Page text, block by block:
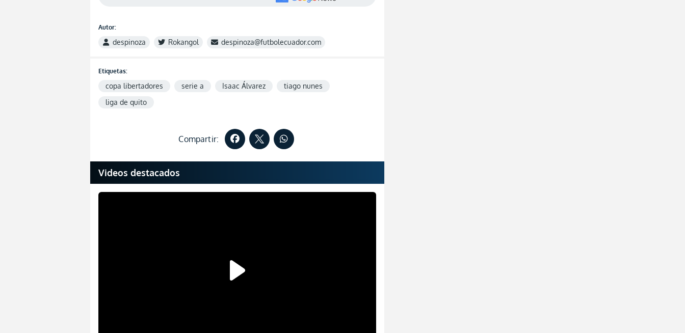
Autor:
despinoza Rokangol despinoza@futbolecuador.com
Etiquetas:
copa libertadores serie a Isaac Álvarez
tiago nunes
liga de quito
Compartir:
Videos destacados